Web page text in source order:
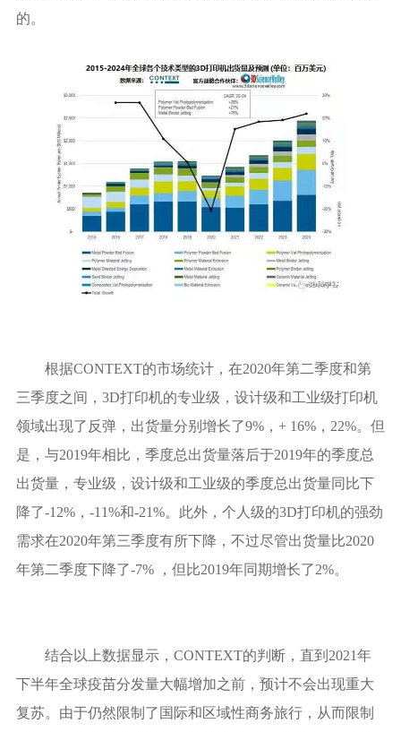
的。
根据CONTEXT的市场统计，在2020年第二季度和第
三季度之间，3D打印机的专业级，设计级和工业级打印机
领域出现了反弹，出货量分别增长了9%，+ 16%，22%。但
是，与2019年相比，季度总出货量落后于2019年的季度总
出货量，专业级，设计级和工业级的季度总出货量同比下
降了-12%，-11%和-21%。此外，个人级的3D打印机的强劲
需求在2020年第三季度有所下降，不过尽管出货量比2020
年第二季度下降了-7% ，但比2019年同期增长了2%。
结合以上数据显示，CONTEXT的判断，直到2021年
下半年全球疫苗分发量大幅增加之前，预计不会出现重大
复苏。由于仍然限制了国际和区域性商务旅行，从而限制